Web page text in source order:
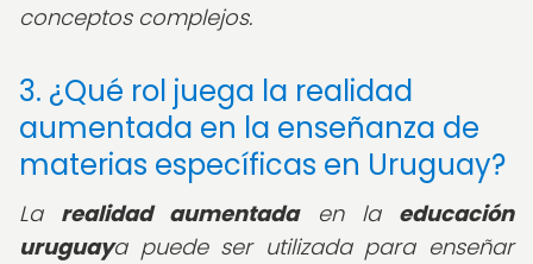
conceptos complejos.
3. ¿Qué rol juega la realidad
aumentada en la enseñanza de
materias específicas en Uruguay?
La realidad aumentadaen la educación
uruguaya puede ser utilizada para enseñar